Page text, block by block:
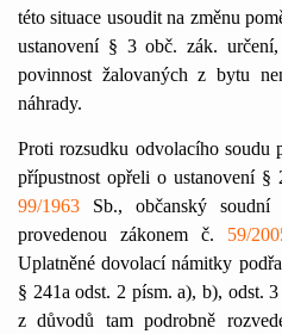
této situace usoudit na změnu
ustanovení § 3 obč. zák.
povinnost žalovaných z bytu
náhrady.
Proti rozsudku odvolacího soudu
přípustnost opřeli o ustanovení §
99/1963 Sb., občanský
provedenou zákonem č. 59/
Uplatněné dovolací námitky
§ 241a odst. 2 písm. a), b), odst.
z důvodů tam podrobně